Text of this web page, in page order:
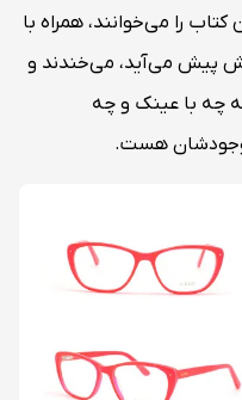
را می‌خوانند، همراه با
پیش می‌آید، می‌خندند و
چه با عینک و چه
وجودشان هست.